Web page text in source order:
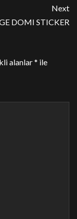
Next
DOMI STICKER
alanlar* ile